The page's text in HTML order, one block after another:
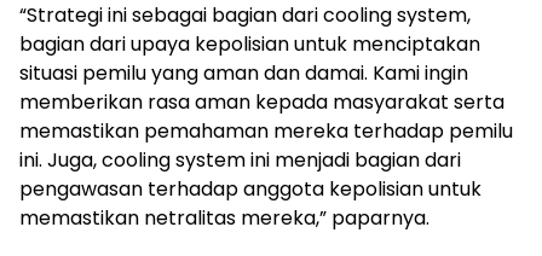
“Strategi ini sebagai bagian dari cooling system,
bagian dari upaya kepolisian untuk menciptakan
situasi pemilu yang aman dan damai. Kami ingin
memberikan rasa aman kepada masyarakat serta
memastikan pemahaman mereka terhadap pemilu
ini. Juga, cooling system ini menjadi bagian dari
pengawasan terhadap anggota kepolisian untuk
memastikan netralitas mereka,” paparnya.